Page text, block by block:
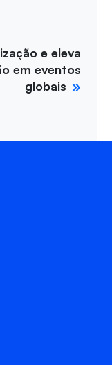
e eleva
em eventos
globais